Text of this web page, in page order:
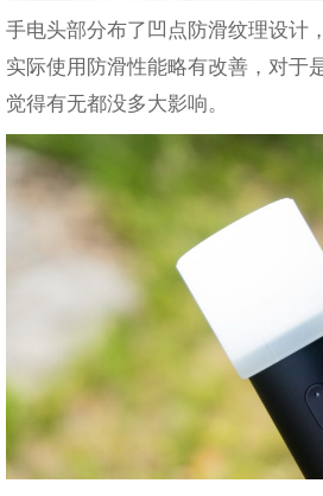
手电头部分布了凹点防滑纹理设计
实际使用防滑性能略有改善，对于
觉得有无都没多大影响。